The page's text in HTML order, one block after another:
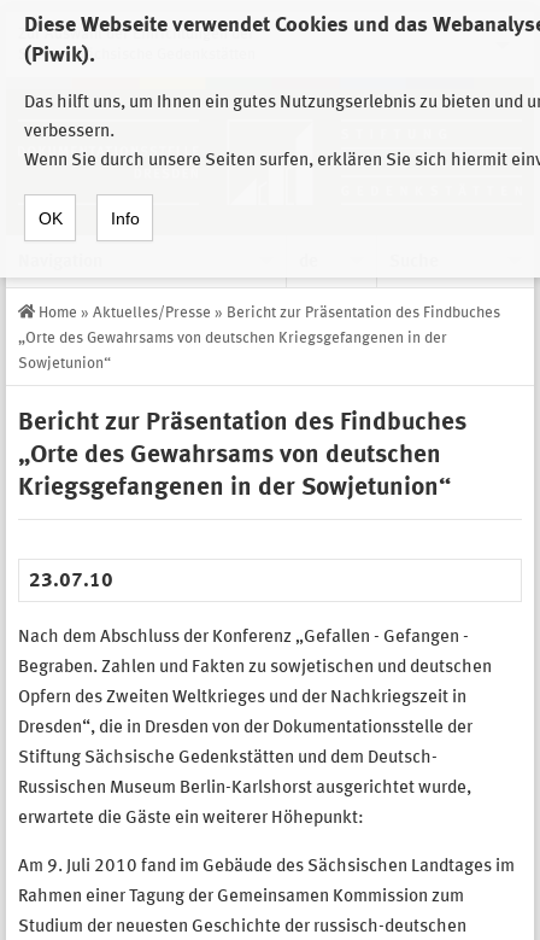
Diese Webseite verwendet Cookies und das
(Piwik).
Das hilft uns, um Ihnen ein gutes Nutzungserlebnis zu bieten und
verbessern.
Wenn Sie durch unsere Seiten surfen, erklären Sie sich hiermit
OK Info
Zur Auswahl der Einrichtungen der
Stiftung Sächsische Gedenkstätten
Home » Aktuelles/Presse » Bericht zur Präsentation des Findbuches
„Orte des Gewahrsams von deutschen Kriegsgefangenen in der
Sowjetunion“
Bericht zur Präsentation des Findbuches
„Orte des Gewahrsams von deutschen
Kriegsgefangenen in der Sowjetunion“
23.07.10
Nach dem Abschluss der Konferenz „Gefallen - Gefangen -
Begraben. Zahlen und Fakten zu sowjetischen und deutschen
Opfern des Zweiten Weltkrieges und der Nachkriegszeit in
Dresden“, die in Dresden von der Dokumentationsstelle der
Stiftung Sächsische Gedenkstätten und dem Deutsch-
Russischen Museum Berlin-Karlshorst ausgerichtet wurde,
erwartete die Gäste ein weiterer Höhepunkt:
Am 9. Juli 2010 fand im Gebäude des Sächsischen Landtages im
Rahmen einer Tagung der Gemeinsamen Kommission zum
Studium der neuesten Geschichte der russisch-deutschen